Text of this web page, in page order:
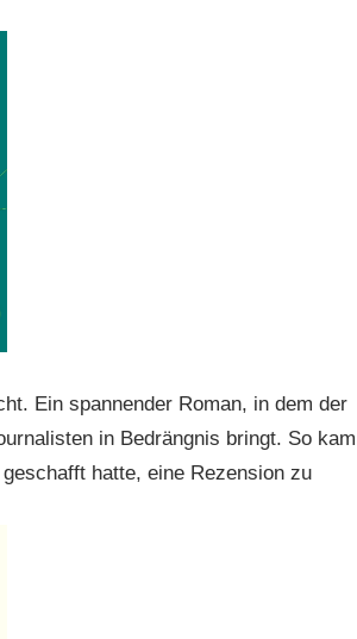
Ein spannender Roman, in dem der
in Bedrängnis bringt. So kam
hatte, eine Rezension zu